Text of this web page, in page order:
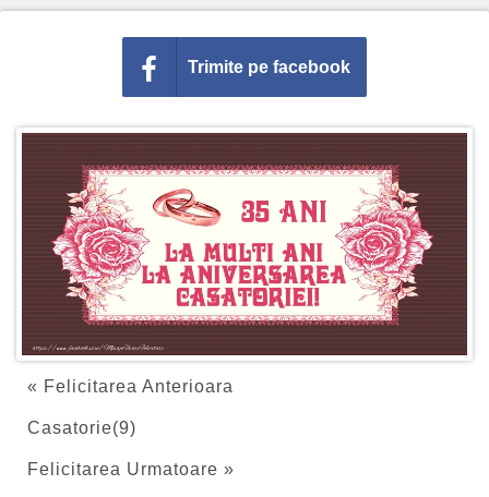
Trimite pe facebook
« Felicitarea Anterioara
Casatorie(9)
Felicitarea Urmatoare »